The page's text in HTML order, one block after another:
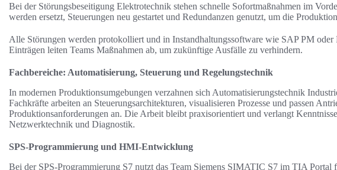
Bei der Störungsbeseitigung Elektrotechnik stehen schnelle Sofortmaßnahmen im
werden ersetzt, Steuerungen neu gestartet und Redundanzen genutzt, um die
Alle Störungen werden protokolliert und in Instandhaltungssoftware wie SAP PM
Einträgen leiten Teams Maßnahmen ab, um zukünftige Ausfälle zu verhindern.
Fachbereiche: Automatisierung, Steuerung und Regelungstechnik
In modernen Produktionsumgebungen verzahnen sich Automatisierungstechnik
Fachkräfte arbeiten an Steuerungsarchitekturen, visualisieren Prozesse und passen
Produktionsanforderungen an. Die Arbeit bleibt praxisorientiert und verlangt
Netzwerktechnik und Diagnostik.
SPS-Programmierung und HMI-Entwicklung
Bei der SPS-Programmierung S7 nutzt das Team Siemens SIMATIC S7 im TIA Portal